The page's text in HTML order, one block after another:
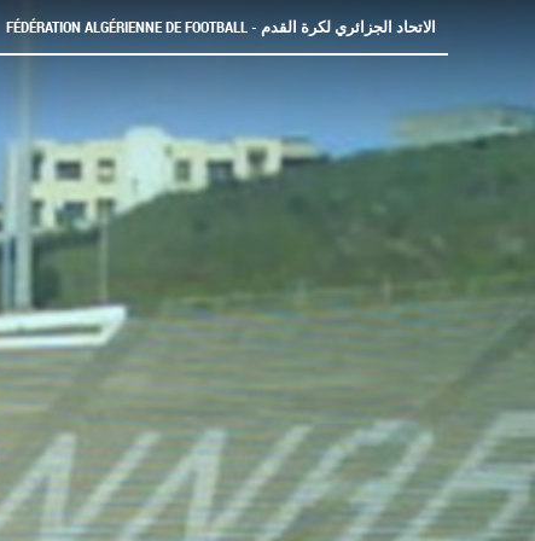
FÉDÉRATION ALGÉRIENNE DE FOOTBALL - الاتحاد الجزائري لكرة القدم